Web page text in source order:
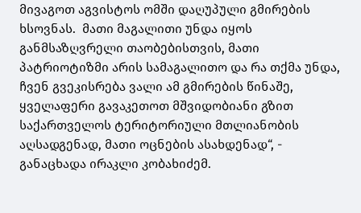
მივაგოთ აგვისტოს ომში დაღუპული გმირების
ხსოვნას. მათი მაგალითი უნდა იყოს
განმსაზღვრელი თაობებისთვის, მათი
პატრიოტიზმი არის სამაგალითო და რა თქმა უნდა,
ჩვენ გვეკისრება ვალი ამ გმირების წინაშე,
ყველაფერი გავაკეთოთ მშვიდობიანი გზით
საქართველოს ტერიტორიული მთლიანობის
აღსადგენად, მათი ოცნების ასახდენად“, -
განაცხადა ირაკლი კობახიძემ.